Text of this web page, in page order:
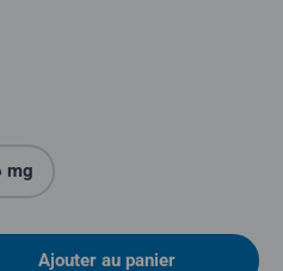
mg
Ajouter au panier